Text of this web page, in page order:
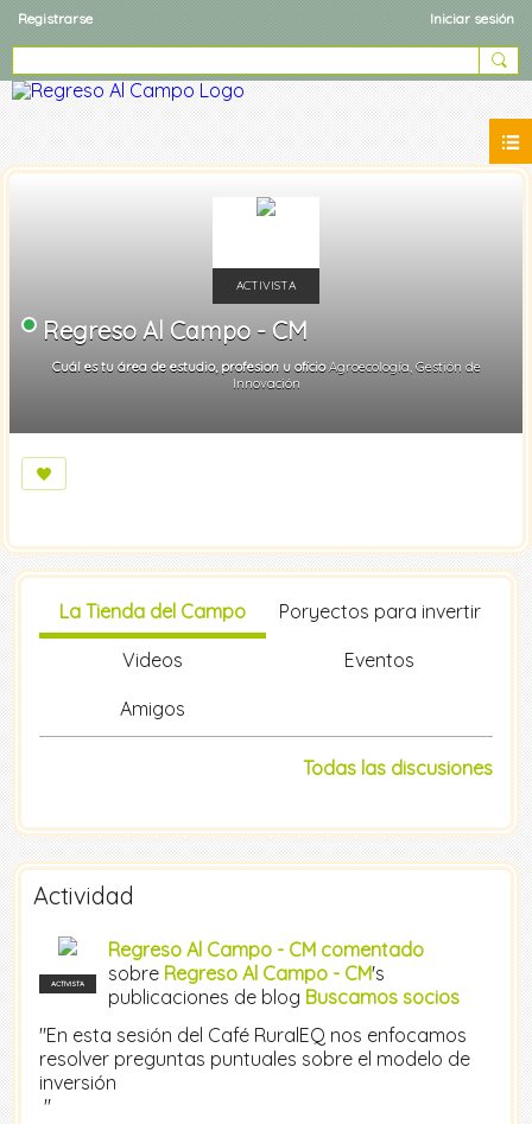
Registrarse Iniciar sesión
ACTIVISTA
Regreso Al Campo - CM
Cuál es tu área de estudio, profesion u oficioAgroecología, Gestión de
Innovación
La Tienda del Campo Poryectos para invertir
Videos Eventos
Amigos
Todas las discusiones
Actividad
ACTIVISTA
Regreso Al Campo - CM comentado
sobre Regreso Al Campo - CM's
publicaciones de blog Buscamos socios
"En esta sesión del Café RuralEQ nos enfocamos
resolver preguntas puntuales sobre el modelo de
inversión
"